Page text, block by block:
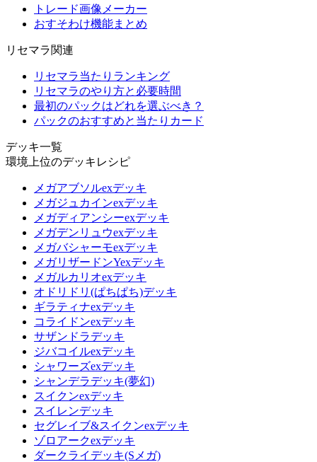
トレード画像メーカー
おすそわけ機能まとめ
リセマラ関連
リセマラ当たりランキング
リセマラのやり方と必要時間
最初のパックはどれを選ぶべき？
パックのおすすめと当たりカード
デッキ一覧
環境上位のデッキレシピ
メガアブソルexデッキ
メガジュカインexデッキ
メガディアンシーexデッキ
メガデンリュウexデッキ
メガバシャーモexデッキ
メガリザードンYexデッキ
メガルカリオexデッキ
オドリドリ(ぱちぱち)デッキ
ギラティナexデッキ
コライドンexデッキ
サザンドラデッキ
ジバコイルexデッキ
シャワーズexデッキ
シャンデラデッキ(夢幻)
スイクンexデッキ
スイレンデッキ
セグレイブ&スイクンexデッキ
ゾロアークexデッキ
ダークライデッキ(Sメガ)